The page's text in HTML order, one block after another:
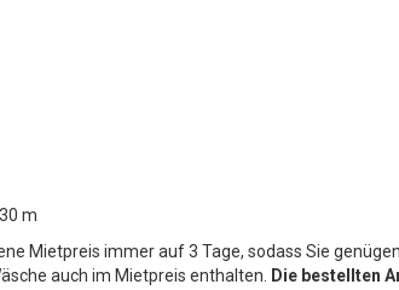
m
Mietpreis immer auf 3 Tage, sodass Sie
auch im Mietpreis enthalten.
Die bestellten